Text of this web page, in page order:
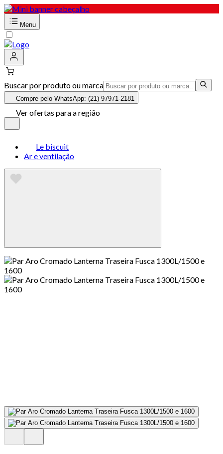
Menu
Buscar por produto ou marca
Compre pelo WhatsApp: (21) 97971-2181
Ver ofertas para a região
Le biscuit
Ar e ventilação